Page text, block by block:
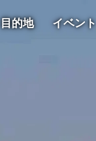
目的地 イベント